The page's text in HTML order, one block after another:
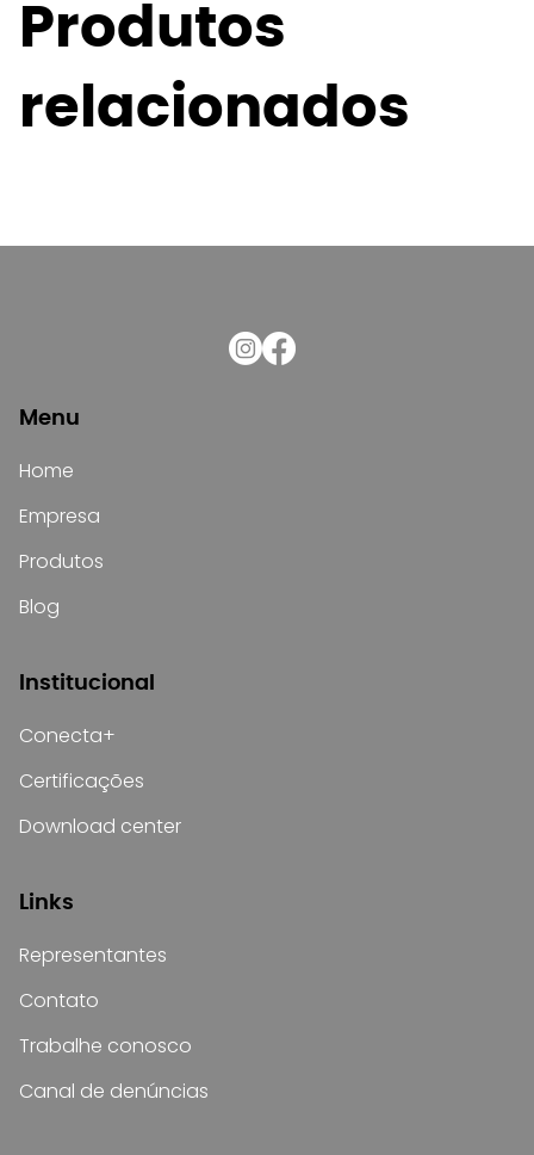
Produtos
relacionados
Menu
Home
Empresa
Produtos
Blog
Institucional
Conecta+
Certificações
Download center
Links
Representantes
Contato
Trabalhe conosco
Canal de denúncias